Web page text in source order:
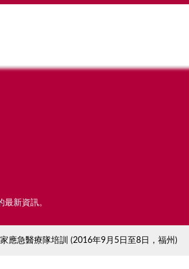
新資訊。
應急醫療隊培訓 (2016年9月5日至8日，福州)